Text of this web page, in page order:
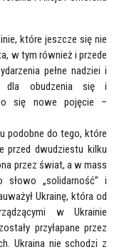
które jeszcze się nie
w tym również i przede
pełne nadziei i
dla obudzenia się i
się nowe pojęcie –
podobne do tego, które
przed dwudziestu kilku
przez świat, a w mass
słowo „solidarność” i
Ukrainę, która od
w Ukrainie
przyłapane przez
Ukraina nie schodzi z